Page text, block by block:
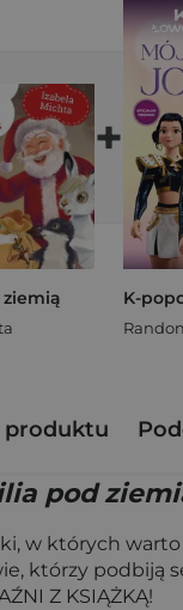
+
produktu
pod
w których warto
którzy podbiją
Z KSIĄŻKĄ!